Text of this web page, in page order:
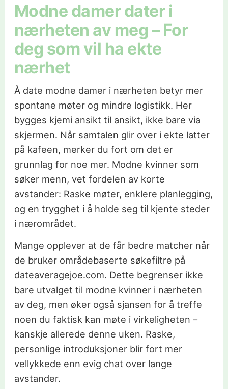
Modne damer dater i
nærheten av meg – For
deg som vil ha ekte
nærhet
Å date modne damer i nærheten betyr mer
spontane møter og mindre logistikk. Her
bygges kjemi ansikt til ansikt, ikke bare via
skjermen. Når samtalen glir over i ekte latter
på kafeen, merker du fort om det er
grunnlag for noe mer. Modne kvinner som
søker menn, vet fordelen av korte
avstander: Raske møter, enklere planlegging,
og en trygghet i å holde seg til kjente steder
i nærområdet.
Mange opplever at de får bedre matcher når
de bruker områdebaserte søkefiltre på
dateaveragejoe.com. Dette begrenser ikke
bare utvalget til modne kvinner i nærheten
av deg, men øker også sjansen for å treffe
noen du faktisk kan møte i virkeligheten –
kanskje allerede denne uken. Raske,
personlige introduksjoner blir fort mer
vellykkede enn evig chat over lange
avstander.